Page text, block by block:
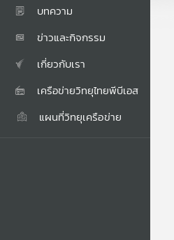
บทความ
ข่าวและกิจกรรม
เกี่ยวกับเรา
เครือข่ายวิทยุไทยพีบีเอส
แผนที่วิทยุเครือข่าย